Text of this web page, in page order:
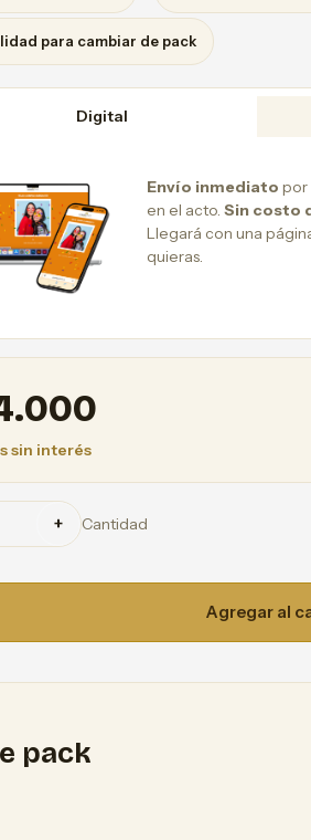
para cambiar de pack
Digital
Envío inmediato por
en el acto. Sin costo
Llegará con una
quieras.
sin interés
+ Cantidad
Agregar al
pack